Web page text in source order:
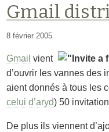
Gmail
8 février 2005
Gmail vient
d’ouvrir les vannes des
aient donnés à tous les
celui d’aryd) 50
De plus ils viennent